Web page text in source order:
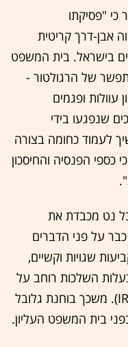
"פסיקתו
אבן-דרך קריטית
בישראל. בית המשפט
של הרגולטור -
עוולות ופגמים
שנפגעו בידי
לעמוד כחומה בצורה
כספי הפנסיה והחיסכון
נט מכבדת את
על פני הדברים
שגויות וקשיים,
השלכות רוחב על
פעילות קופות הגמל בניהול אישי (IRA). משכך בוחנת גלובל
בית המשפט העליון.